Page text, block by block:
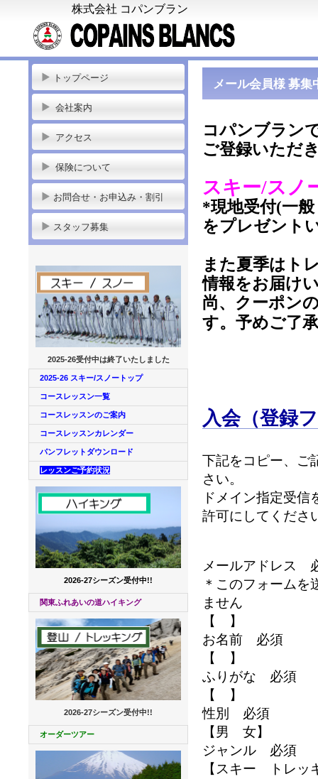
株式会社 コパンブラン
メール会員様 募集
コパンブラン
ご登録いただ
スキー/スノ
*現地受付(一
をプレゼント
また夏季はト
情報をお届け
尚、クーポン
す。予めご了
入会（登録
下記をコピー、
さい。
ドメイン指定受
許可にしてくださ
メールアドレス
＊このフォームを
ません
【 】
お名前 必須
【 】
ふりがな 必須
【 】
性別 必須
【男 女】
ジャンル 必須
【スキー トレ
トップページ
会社案内
アクセス
保険について
お問合せ・お申込み・割引
スタッフ募集
2025-26受付中は終了いたしました
2025-26 スキー/スノートップ
コースレッスン一覧
コースレッスンのご案内
コースレッスンカレンダー
パンフレットダウンロード
レッスンご予約状況
2026-27シーズン受付中!!
関東ふれあいの道ハイキング
2026-27シーズン受付中!!
オーダーツアー